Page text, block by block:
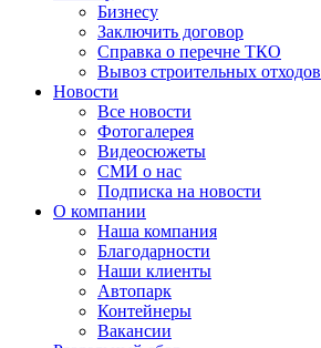
Бизнесу
Заключить договор
Справка о перечне ТКО
Вывоз строительных отходов
Новости
Все новости
Фотогалерея
Видеосюжеты
СМИ о нас
Подписка на новости
О компании
Наша компания
Благодарности
Наши клиенты
Автопарк
Контейнеры
Вакансии